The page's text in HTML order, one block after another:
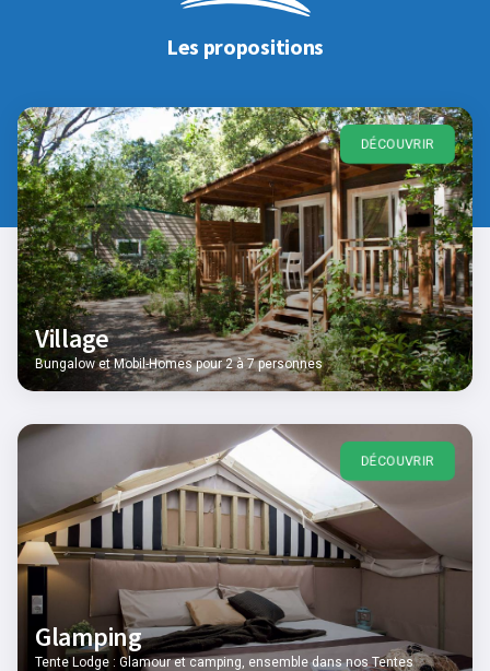
Les propositions
DÉCOUVRIR
Village
Bungalow et Mobil-Homes pour 2 à 7 personnes
DÉCOUVRIR
Glamping
Tente Lodge : Glamour et camping, ensemble dans nos Tentes